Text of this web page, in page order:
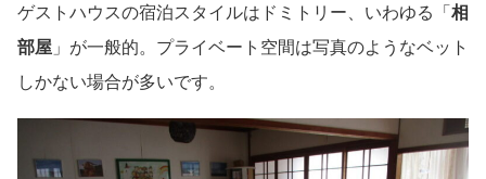
ゲストハウスの宿泊スタイルはドミトリー、いわゆる「 相
部屋 」が一般的。プライベート空間は写真のようなベット
しかない場合が多いです。